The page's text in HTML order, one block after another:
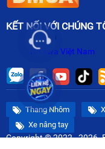
KẾT NỐI VỚI CHÚNG
Nikawa Việt Nam
Thang Nhôm
Xe nâng tay
Copyright © 2022 - 2026.